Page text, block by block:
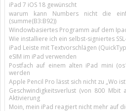
iPad 7 iOS 18 gewünscht
warum kann Numbers nicht die
(summe(B3:B92))
Windowbasiertes Programm auf dem
Wie installiere ich ein selbst-signiertes
iPad Leiste mit Textvorschlägen
eSIM im iPad verwenden
Postfach auf einem alten iPad mini
werden
Apple Pencil Pro lässt sich nicht zu „Wo
Geschwindigkeitsverlust (von 800 Mbit
Aktivierung
Moin, mein iPad reagiert nicht mehr auf